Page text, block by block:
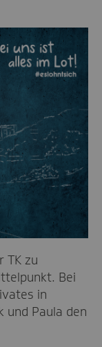
TK zu
Bei
in
und Paula den